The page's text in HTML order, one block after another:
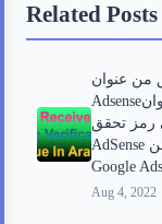
o
e
o
r
d
Related Posts
من عنوان
Adsense؟ / كيف أتحقق من عنوان AdSense الخاص بي
تحقق
AdSense الخاص بي؟ / لم أتلق رقم تعريف التحقق من
Aug 4, 2022